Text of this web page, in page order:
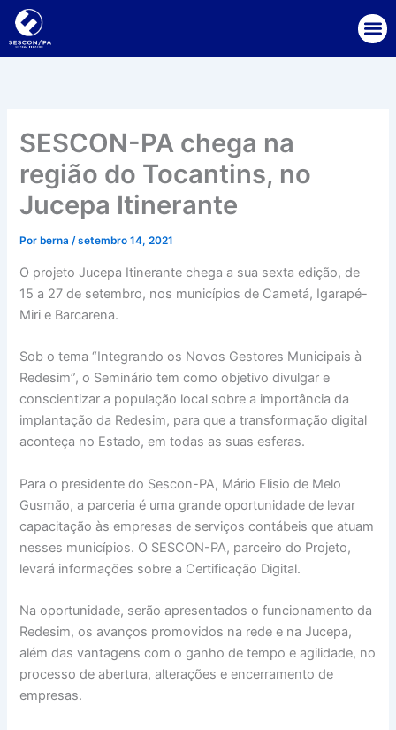
para
SESCON-PA chega na
região do Tocantins, no
Jucepa Itinerante
Por berna/setembro 14, 2021
O projeto Jucepa Itinerante chega a sua sexta edição, de
15 a 27 de setembro, nos municípios de Cametá, Igarapé-
Miri e Barcarena.
Sob o tema “Integrando os Novos Gestores Municipais à
Redesim”, o Seminário tem como objetivo divulgar e
conscientizar a população local sobre a importância da
implantação da Redesim, para que a transformação digital
aconteça no Estado, em todas as suas esferas.
Para o presidente do Sescon-PA, Mário Elisio de Melo
Gusmão, a parceria é uma grande oportunidade de levar
capacitação às empresas de serviços contábeis que atuam
nesses municípios. O SESCON-PA, parceiro do Projeto,
levará informações sobre a Certificação Digital.
Na oportunidade, serão apresentados o funcionamento da
Redesim, os avanços promovidos na rede e na Jucepa,
além das vantagens com o ganho de tempo e agilidade, no
processo de abertura, alterações e encerramento de
empresas.